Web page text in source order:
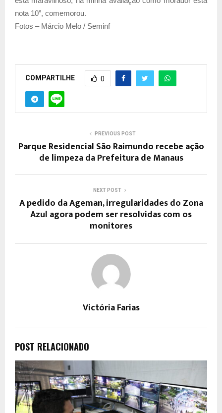
nota 10”, comemorou.
Fotos – Márcio Melo / Seminf
COMPARTILHE 0
PREVIOUS POST
Parque Residencial São Raimundo recebe ação
de limpeza da Prefeitura de Manaus
NEXT POST
A pedido da Ageman, irregularidades do Zona
Azul agora podem ser resolvidas com os
monitores
Victória Farias
POST RELACIONADO